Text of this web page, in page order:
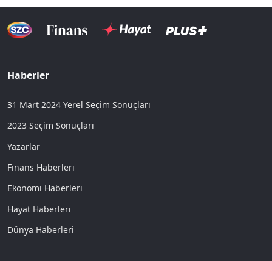
Haberler
31 Mart 2024 Yerel Seçim Sonuçları
2023 Seçim Sonuçları
Yazarlar
Finans Haberleri
Ekonomi Haberleri
Hayat Haberleri
Dünya Haberleri